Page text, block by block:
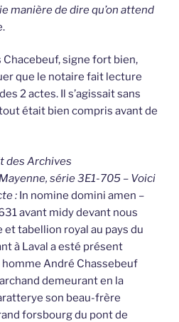
manière de dire qu’on attend
signe fort bien,
que le notaire fait lecture
2 actes. Il s’agissait sans
était bien compris avant de
des Archives
série 3E1-705 – Voici
: In nomine domini amen –
avant midy devant nous
tabellion royal au pays du
à Laval a esté présent
André Chassebeuf
demeurant en la
son beau-frère
forsbourg du pont de